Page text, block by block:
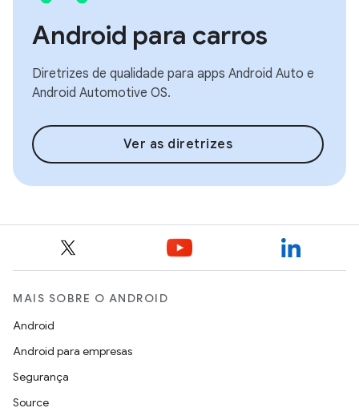
Android para carros
Diretrizes de qualidade para apps Android Auto e
Android Automotive OS.
Ver as diretrizes
MAIS SOBRE O ANDROID
Android
Android para empresas
Segurança
Source